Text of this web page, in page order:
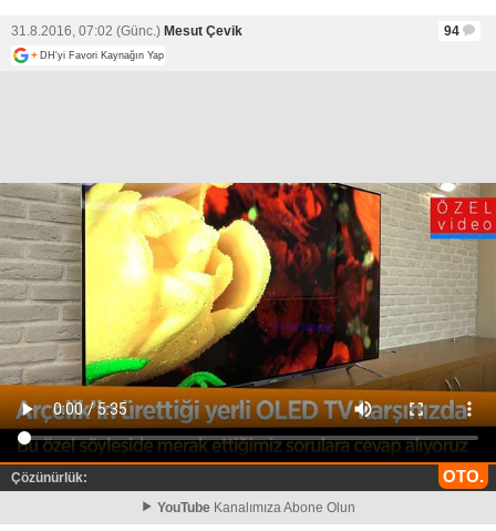
31.8.2016, 07:02 (Günc.) Mesut Çevik 94
+ DH'yi Favori Kaynağın Yap
Çözünürlük: OTO.
YouTube Kanalımıza Abone Olun